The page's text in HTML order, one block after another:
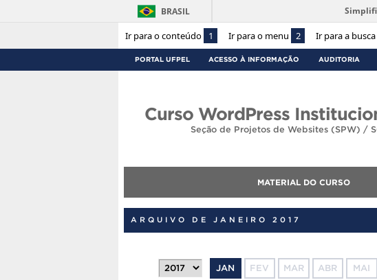
Ir para o conteúdo 1 Ir para o menu 2 Ir para a busca
BRASIL
PORTAL UFPEL ACESSO À INFORMAÇÃO AUDITORIA
Curso WordPress
Seção de Projetos de Websites (SPW) /
MATERIAL DO CURSO
ARQUIVO DE JANEIRO 2017
JAN FEV MAR ABR MAI